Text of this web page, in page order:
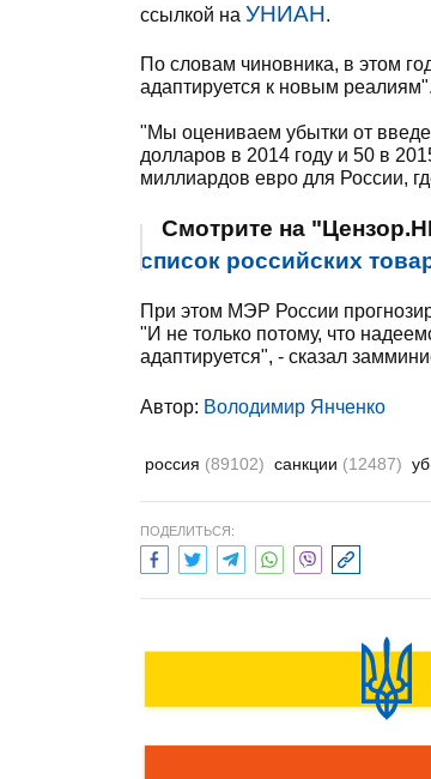
ссылкой на УНИАН.
По словам чиновника, в этом
адаптируется к новым реалиям".
"Мы оцениваем убытки от
долларов в 2014 году и 50 в
миллиардов евро для России,
Смотрите на
список российских
При этом МЭР России
"И не только потому, что
адаптируется", - сказал
Автор: Володимир Янченко
россия (89102) санкции (12487)
ПОДЕЛИТЬСЯ: